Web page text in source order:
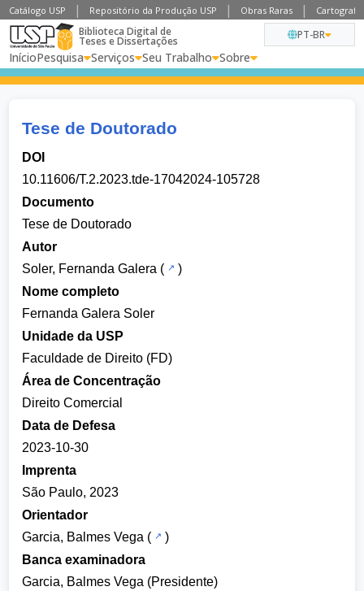
Catálogo USP Repositório da Produção USP Obras Raras
Biblioteca Digital de
Teses e Dissertações
InícioPesquisa Serviços Seu Trabalho Sobre
PT-BR
Tese de Doutorado
DOI
10.11606/T.2.2023.tde-17042024-105728
Documento
Tese de Doutorado
Autor
Soler, Fernanda Galera (
)
Nome completo
Fernanda Galera Soler
Unidade da USP
Faculdade de Direito (FD)
Área de Concentração
Direito Comercial
Data de Defesa
2023-10-30
Imprenta
São Paulo, 2023
Orientador
Garcia, Balmes Vega (
)
Banca examinadora
Garcia, Balmes Vega (Presidente)